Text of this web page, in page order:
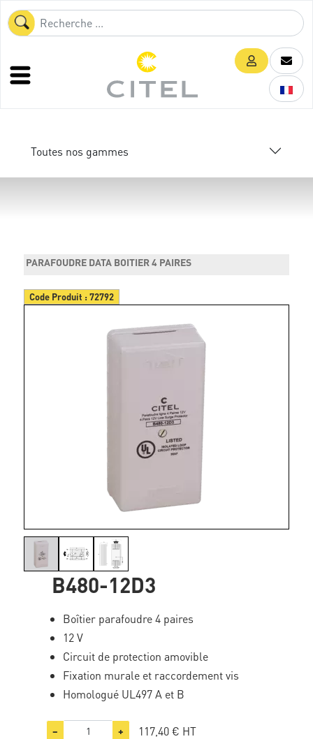
Toutes nos gammes
PARAFOUDRE DATA BOITIER 4 PAIRES
Code Produit :72792
B480-12D3
Boîtier parafoudre 4 paires
12 V
Circuit de protection amovible
Fixation murale et raccordement vis
Homologué UL497 A et B
− + 117,40 € HT